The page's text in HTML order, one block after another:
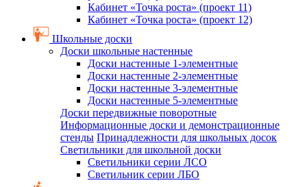
Кабинет «Точка роста» (проект 11)
Кабинет «Точка роста» (проект 12)
Школьные доски
Доски школьные настенные
Доски настенные 1-элементные
Доски настенные 2-элементные
Доски настенные 3-элементные
Доски настенные 5-элементные
Доски передвижные поворотные
Информационные доски и демонстрационные
стенды Принадлежности для школьных досок
Светильники для школьной доски
Светильники серии ЛСО
Светильник серии ЛБО